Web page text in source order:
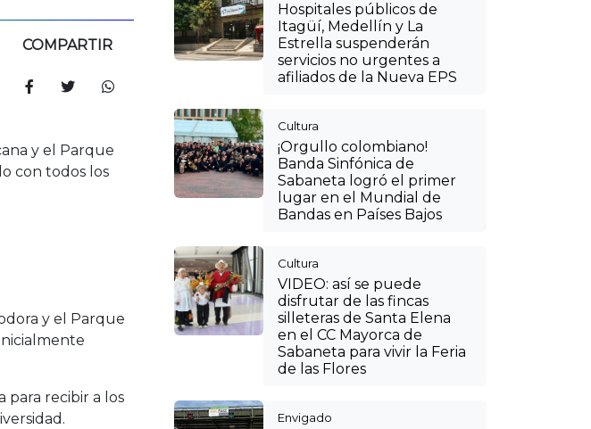
COMPARTIR
y el Parque
con todos los
y el Parque
para recibir a los
Hospitales públicos de
Itagüí, Medellín y La
Estrella suspenderán
servicios no urgentes a
afiliados de la Nueva EPS
Cultura
¡Orgullo colombiano!
Banda Sinfónica de
Sabaneta logró el primer
lugar en el Mundial de
Bandas en Países Bajos
Cultura
VIDEO: así se puede
disfrutar de las fincas
silleteras de Santa Elena
en el CC Mayorca de
Sabaneta para vivir la Feria
de las Flores
Envigado